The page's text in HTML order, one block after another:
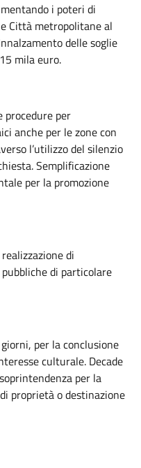
i poteri di
Città metropolitane al
delle soglie
mila euro.
procedure per
anche per le zone con
l’utilizzo del silenzio
Semplificazione
per la promozione
di
di particolare
per la conclusione
culturale. Decade
per la
proprietà o destinazione